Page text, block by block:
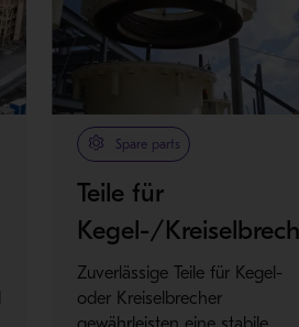
Spare parts
Teile für
Kegel-/
Zuverlässige Teile für Kegel-
oder Kreiselbrecher